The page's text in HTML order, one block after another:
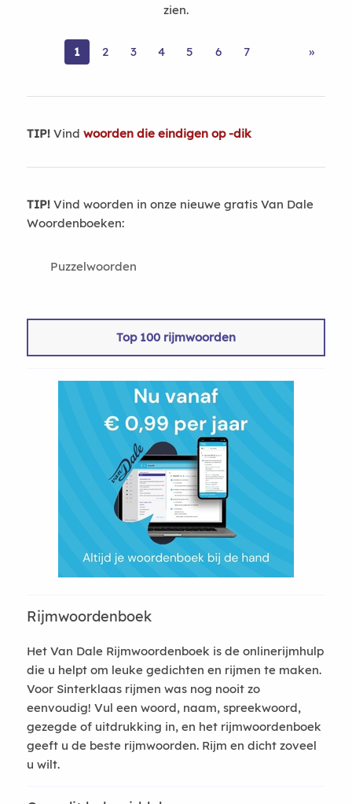
zien.
1 2 3 4 5 6 7 »
TIP!Vind woorden die eindigen op -dik
TIP!Vind woorden in onze nieuwe gratis Van Dale
Woordenboeken:
Puzzelwoorden
Top 100 rijmwoorden
Rijmwoordenboek
Het Van Dale Rijmwoordenboek is de onlinerijmhulp
die u helpt om leuke gedichten en rijmen te maken.
Voor Sinterklaas rijmen was nog nooit zo
eenvoudig! Vul een woord, naam, spreekwoord,
gezegde of uitdrukking in, en het rijmwoordenboek
geeft u de beste rijmwoorden. Rijm en dicht zoveel
u wilt.